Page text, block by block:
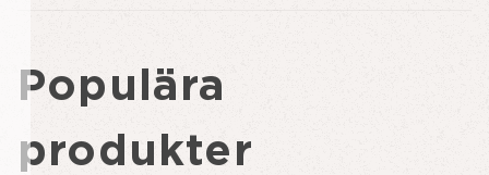
Populära
produkter